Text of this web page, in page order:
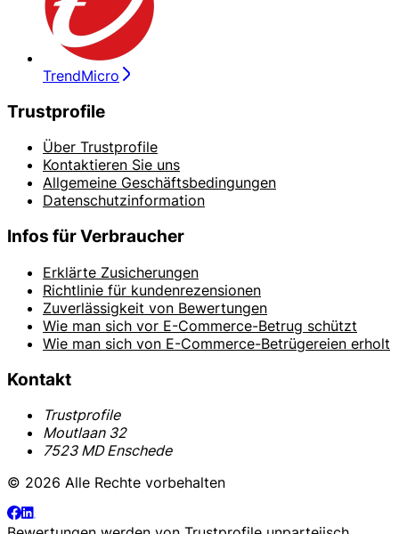
TrendMicro
Trustprofile
Über Trustprofile
Kontaktieren Sie uns
Allgemeine Geschäftsbedingungen
Datenschutzinformation
Infos für Verbraucher
Erklärte Zusicherungen
Richtlinie für kundenrezensionen
Zuverlässigkeit von Bewertungen
Wie man sich vor E-Commerce-Betrug schützt
Wie man sich von E-Commerce-Betrügereien erholt
Kontakt
Trustprofile
Moutlaan 32
7523 MD Enschede
© 2026 Alle Rechte vorbehalten